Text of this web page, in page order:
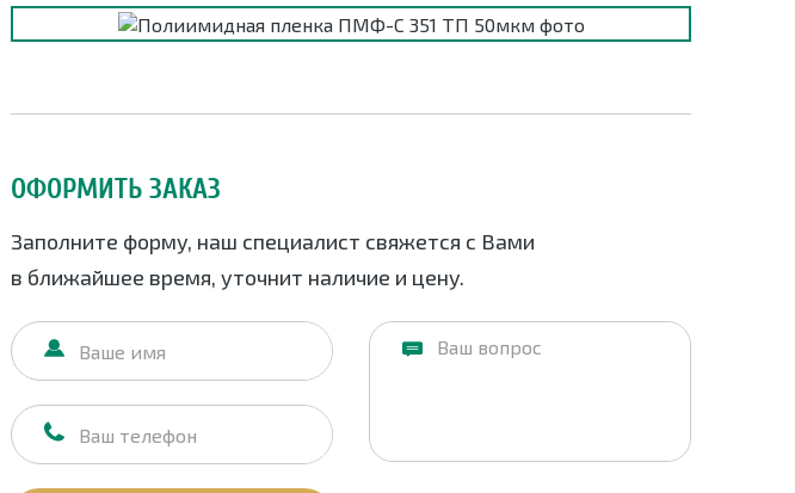
ОФОРМИТЬ ЗАКАЗ
Заполните форму, наш специалист свяжется с Вами
в ближайшее время, уточнит наличие и цену.